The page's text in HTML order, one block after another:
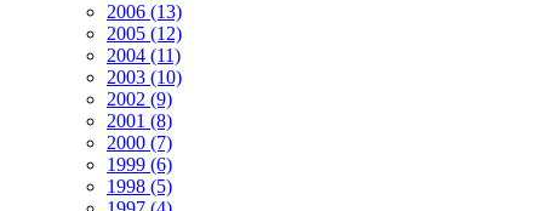
2006 (13)
2005 (12)
2004 (11)
2003 (10)
2002 (9)
2001 (8)
2000 (7)
1999 (6)
1998 (5)